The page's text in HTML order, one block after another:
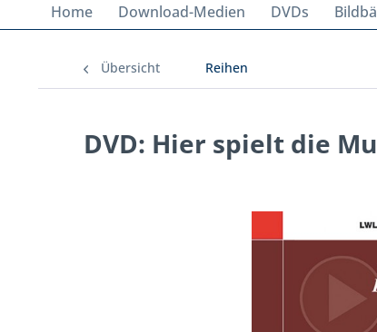
Home Download-Medien DVDs
Übersicht Reihen
DVD: Hier spielt die